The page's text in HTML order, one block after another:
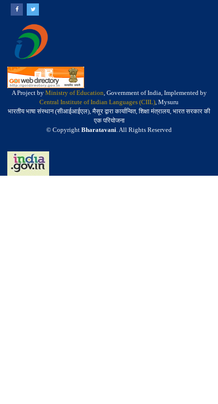
A Project by Ministry of Education, Government of India, Implemented by
Central Institute of Indian Languages (CIIL), Mysuru
भारतीय भाषा संस्थान (सीआईआईएल), मैसूर द्वारा कार्यान्वित, शिक्षा मंत्रालय, भारत सरकार की
एक परियोजना
© Copyright Bharatavani. All Rights Reserved